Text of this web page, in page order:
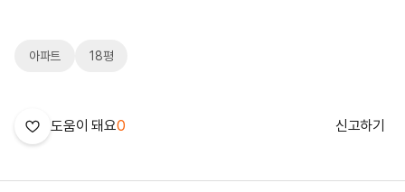
아파트 18평
도움이 돼요0 신고하기